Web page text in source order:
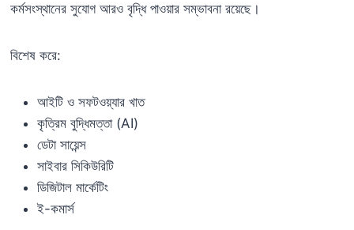
কর্মসংস্থানের সুযোগ আরও বৃদ্ধি পাওয়ার সম্ভাবনা রয়েছে।
বিশেষ করে:
আইটি ও সফটওয়্যার খাত
কৃত্রিম বুদ্ধিমত্তা (AI)
ডেটা সায়েন্স
সাইবার সিকিউরিটি
ডিজিটাল মার্কেটিং
ই-কমার্স